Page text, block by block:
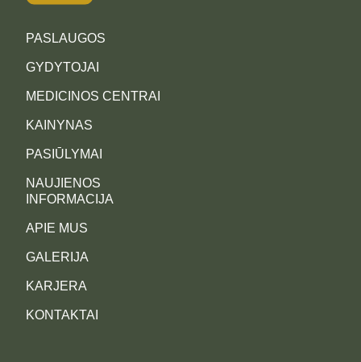
PASLAUGOS
GYDYTOJAI
MEDICINOS CENTRAI
KAINYNAS
PASIŪLYMAI
NAUJIENOS
INFORMACIJA
APIE MUS
GALERIJA
KARJERA
KONTAKTAI